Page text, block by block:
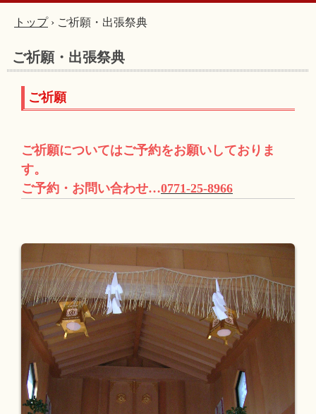
トップ › ご祈願・出張祭典
ご祈願・出張祭典
ご祈願
ご祈願についてはご予約をお願いしておりま
す。
ご予約・お問い合わせ…0771-25-8966